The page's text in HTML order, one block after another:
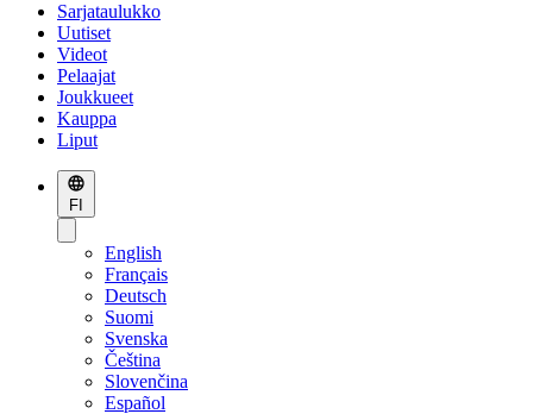
Sarjataulukko
Uutiset
Videot
Pelaajat
Joukkueet
Kauppa
Liput
FI
English
Français
Deutsch
Suomi
Svenska
Čeština
Slovenčina
Español